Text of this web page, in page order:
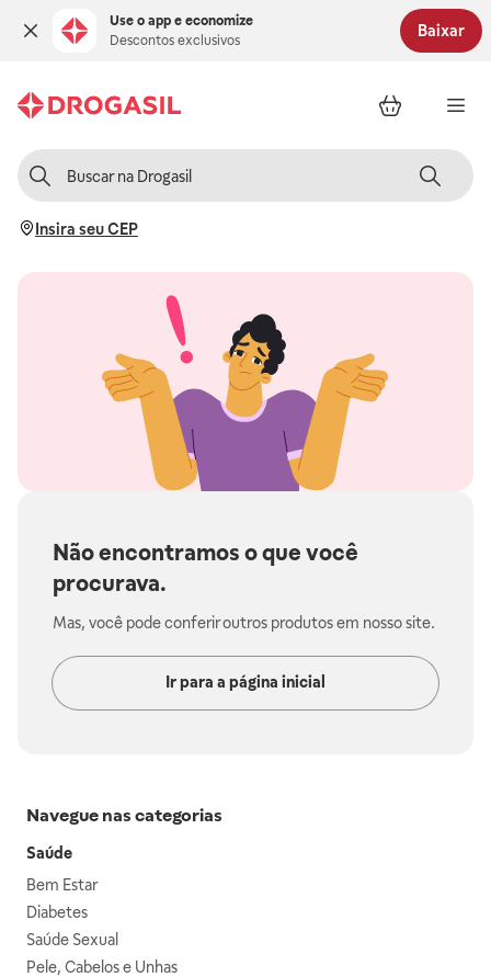
Use o app e economize
Descontos exclusivos
Baixar
Insira seu CEP
Não encontramos o que você
procurava.
Mas, você pode conferir outros produtos em nosso site.
Ir para a página inicial
Navegue nas categorias
Saúde
Bem Estar
Diabetes
Saúde Sexual
Pele, Cabelos e Unhas